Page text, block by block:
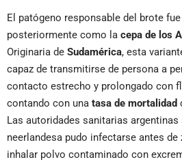
El patógeno responsable del brote
posteriormente como la cepa de los
Originaria de Sudamérica, esta
capaz de transmitirse de persona a
contacto estrecho y prolongado con
contando con una tasa de mortalidad
Las autoridades sanitarias
neerlandesa pudo infectarse antes de
inhalar polvo contaminado con